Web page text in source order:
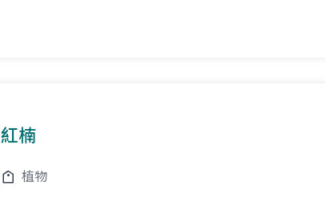
紅楠
植物